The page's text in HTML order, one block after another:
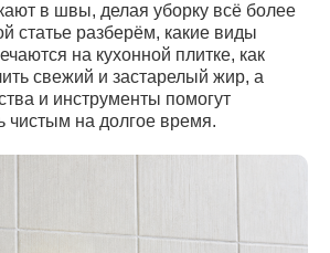
в швы, делая уборку всё более
статье разберём, какие виды
на кухонной плитке, как
свежий и застарелый жир, а
и инструменты помогут
чистым на долгое время.